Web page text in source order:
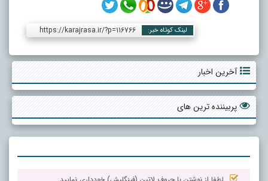
لینک کوتاه خبر: https://karajrasa.ir/?p=116766
آخرین اخبار
پربیننده ترین های